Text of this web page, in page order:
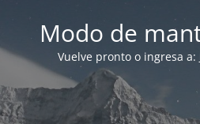
Modo de
Vuelve pronto o ingresa a: